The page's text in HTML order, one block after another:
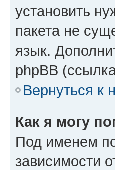
установить
пакета не
язык.
phpBB
Вернуться к
Как я могу
Под именем
зависимости